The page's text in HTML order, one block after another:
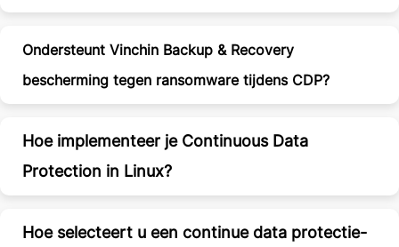
Ondersteunt Vinchin Backup & Recovery
bescherming tegen ransomware tijdens CDP?
Hoe implementeer je Continuous Data
Protection in Linux?
Hoe selecteert u een continue data protectie-